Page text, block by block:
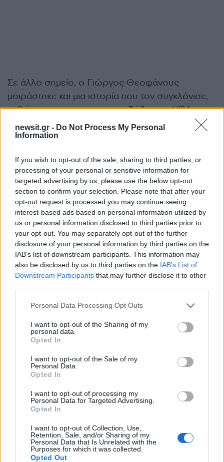
newsit.gr - Do Not Process My Personal
Information
If you wish to opt-out of the sale, sharing to third parties, or
processing of your personal or sensitive information for
targeted advertising by us, please use the below opt-out
section to confirm your selection. Please note that after your
opt-out request is processed you may continue seeing
interest-based ads based on personal information utilized by
us or personal information disclosed to third parties prior to
your opt-out. You may separately opt-out of the further
disclosure of your personal information by third parties on the
IAB’s list of downstream participants. This information may
also be disclosed by us to third parties on the IAB’s List of
Downstream Participants that may further disclose it to other
Please note that this website/app uses one or more Google
not limited to your visit or usage behaviour. You may click to
grant or deny consent to Google and its third-party tags to
use your data for below specified purposes in below Google
consent section.
Personal Data Processing Opt Outs
I want to opt-out of the Sharing of my
personal data.
Opted In
I want to opt-out of the Sale of my
Personal Data.
Opted In
I want to opt-out of processing my
Personal Data for Targeted Advertising.
Opted In
I want to opt-out of Collection, Use,
Retention, Sale, and/or Sharing of my
Personal Data that Is Unrelated with the
Purposes for which it was collected.
Opted Out
Σε άλλο σημείο, ο Γιώργος Θεοφάνους
μοιράστηκε και μια ιστορία που τον συγκλόνισε,
καθώς ο γιος του, που σπουδάζει στις ΗΠΑ,
βρέθηκε αντιμέτωπος με ένα τραγικό περιστατικό
μέσα στο πανεπιστήμιο. «Ο γιος μου σπουδάζει
και σκότωσε δύο συμμαθητές του. Ο γιος μου
πέρασε πολύ δύσκολα, δεν ήθελε να πάει πίσω.
Μετά πήγε η μητέρα του μαζί, περάσαμε
δύσκολα. Δεν μπορούμε να αλλάξουμε την
Αμερική, ταυτόχρονα όμως, δεν μπορούν να
αλλάξουν και οι ευκαιρίες που μπορεί να του
δώσει η Αμερική. Στη δουλειά που κάνει, η
Αμερική είναι καλύτερη από εδώ. Και τα τρία
μεγάλα μου παιδιά σπουδάζουν έξω. Εδώ μου
έμεινε μόνο το τελευταίο, το 16χρονο, που με
Θεοφάνους.